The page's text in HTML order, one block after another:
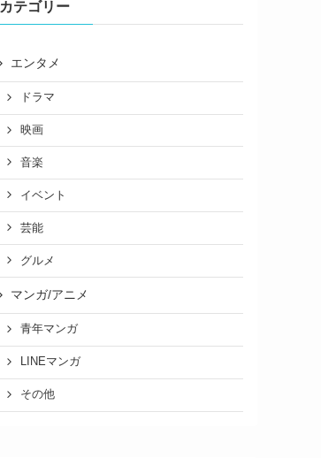
カテゴリー
エンタメ
ドラマ
映画
音楽
イベント
芸能
グルメ
マンガ/アニメ
青年マンガ
LINEマンガ
その他